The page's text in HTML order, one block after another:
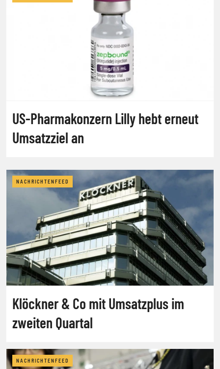
US-Pharmakonzern Lilly hebt erneut
Umsatzziel an
NACHRICHTENFEED
Klöckner & Co mit Umsatzplus im
zweiten Quartal
NACHRICHTENFEED